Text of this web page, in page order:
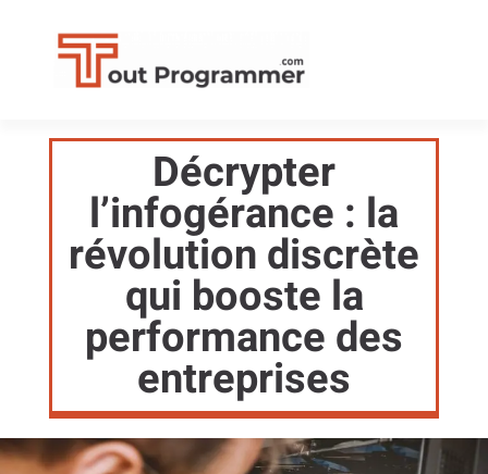
Décrypter
l’infogérance : la
révolution discrète
qui booste la
performance des
entreprises